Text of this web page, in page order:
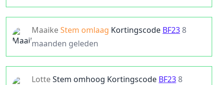
MaaikeStem omlaag Kortingscode BF238
maanden geleden
LotteStem omhoog Kortingscode BF238